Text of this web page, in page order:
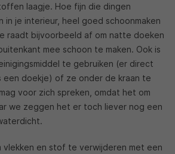
laagje. Hoe fijn die dingen
in je interieur, heel goed schoonmaken
raadt bijvoorbeeld af om natte doeken
mee schoon te maken. Ook is
te gebruiken (er direct
een doekje) of ze onder de kraan te
voor zich spreken, omdat het om
we zeggen het er toch liever nog een
vlekken en stof te verwijderen met een